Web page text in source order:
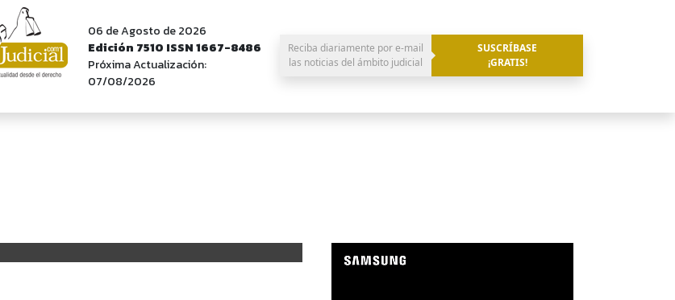
06 de Agosto de 2026
Edición 7510 ISSN 1667-8486
Próxima Actualización:
07/08/2026
Reciba diariamente por e-mail
las noticias del ámbito judicial
SUSCRÍBASE
¡GRATIS!